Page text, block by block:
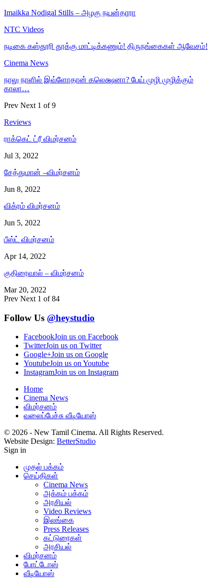
Imaikka Nodigal Stills – அழகு நயன்தாரா
NTC Videos
நடிகை கஸ்தூரி தூக்கு மாட்டிக்கணும்! திருநங்கைகள் ஆவேசம்!
Cinema News
நாலு நாளில் இவ்ளோதான் கலெக்ஷனா? பேய் முழி முழிக்கும்
காலா…
Prev Next 1 of 9
Reviews
ராக்கெட் ட்ரீ விமர்சனம்
Jul 3, 2022
சேத்துமான் –விமர்சனம்
Jun 8, 2022
விக்ரம் விமர்சனம்
Jun 5, 2022
பீஸ்ட் விமர்சனம்
Apr 14, 2022
குதிரைவால் – விமர்சனம்
Mar 20, 2022
Prev Next 1 of 84
Follow Us @heystudio
FacebookJoin us on Facebook
TwitterJoin us on Twitter
Google+Join us on Google
YoutubeJoin us on Youtube
InstagramJoin us on Instagram
Home
Cinema News
விமர்சனம்
வலைப்பேச்சு வீடியோஸ்
© 2026 - New Tamil Cinema. All Rights Reserved.
Website Design: BetterStudio
Sign in
முதல் பக்கம்
செய்திகள்
Cinema News
அக்கம் பக்கம்
அரசியல்
Video Reviews
இலங்கை
Press Releases
கட்டுரைகள்
அரசியல்
விமர்சனம்
போட்டோஸ்
வீடியோஸ்